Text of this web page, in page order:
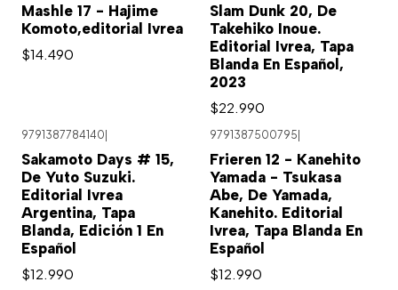
Mashle 17 - Hajime
Komoto,editorial Ivrea
$14.490
Slam Dunk 20, De
Takehiko Inoue.
Editorial Ivrea, Tapa
Blanda En Español,
2023
$22.990
9791387784140
Sakamoto Days # 15,
De Yuto Suzuki.
Editorial Ivrea
Argentina, Tapa
Blanda, Edición 1 En
Español
$12.990
9791387500795
Frieren 12 - Kanehito
Yamada - Tsukasa
Abe, De Yamada,
Kanehito. Editorial
Ivrea, Tapa Blanda En
Español
$12.990